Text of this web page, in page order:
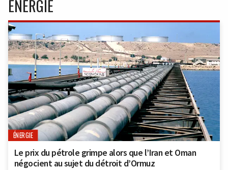
ÉNERGIE
ÉNERGIE
Le prix du pétrole grimpe alors que l’Iran et Oman
négocient au sujet du détroit d’Ormuz